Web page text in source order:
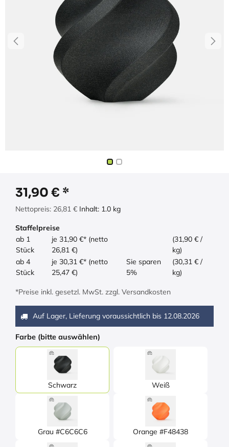
31,90 €
Nettopreis: 26,81 € Inhalt: 1.0 kg
Staffelpreise
ab 1
Stück
je 31,90 €* (netto
26,81 €)
(31,90 € /
kg)
ab 4
Stück
je 30,31 €* (netto
25,47 €)
Sie sparen
5%
(30,31 € /
kg)
*Preise inkl. gesetzl. MwSt. zzgl. Versandkosten
Auf Lager, Lieferung voraussichtlich bis 12.08.2026
Farbe (bitte auswählen)
Schwarz Weiß
Grau #C6C6C6 Orange #F48438